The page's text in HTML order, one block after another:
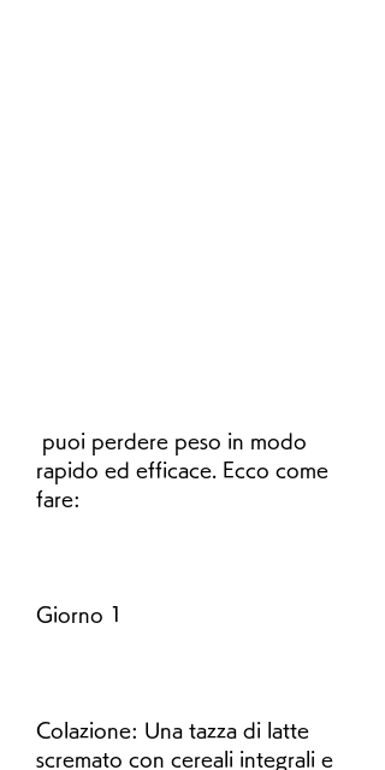
rapido ed efficace. Ecco come
fare:
Giorno 1
Colazione: Una tazza di latte
scremato con cereali integrali e